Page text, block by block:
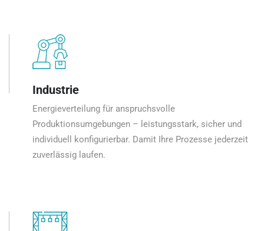
Industrie
Energieverteilung für anspruchsvolle
Produktionsumgebungen – leistungsstark, sicher und
individuell konfigurierbar. Damit Ihre Prozesse jederzeit
zuverlässig laufen.